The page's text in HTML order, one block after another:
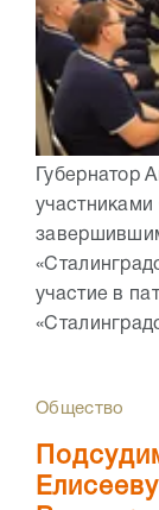
Губернатор
участие в
Общество